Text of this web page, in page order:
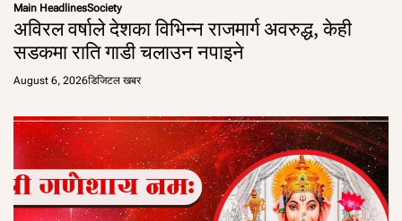
Main HeadlinesSociety
अविरल वर्षाले देशका विभिन्न राजमार्ग अवरुद्ध, केही
सडकमा राति गाडी चलाउन नपाइने
August 6, 2026डिजिटल खबर